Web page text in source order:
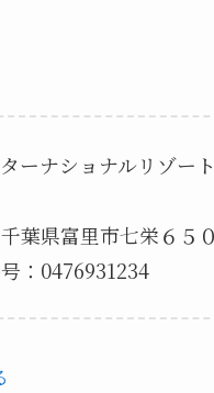
ターナショナルリゾー
葉県富里市七栄６５
：0476931234